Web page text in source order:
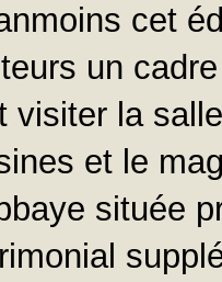
cet
un
visiter la
et le
située